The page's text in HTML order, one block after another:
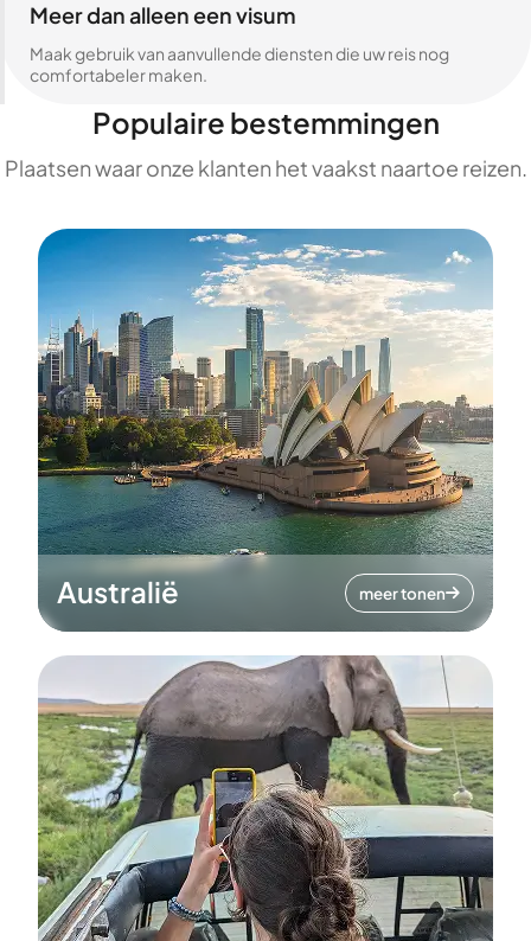
Meer dan alleen een visum
Maak gebruik van aanvullende diensten die uw reis nog
comfortabeler maken.
Populaire bestemmingen
Plaatsen waar onze klanten het vaakst naartoe reizen.
Australië meer tonen